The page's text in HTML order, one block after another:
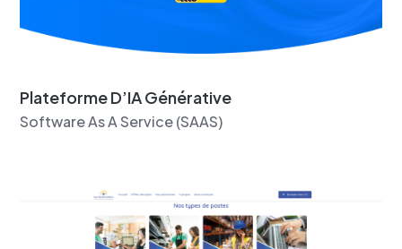
Plateforme D’IA Générative
Software As A Service (SAAS)